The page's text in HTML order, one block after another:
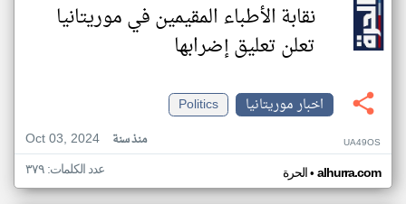
نقابة الأطباء المقيمين في موريتانيا
تعلن تعليق إضرابها
اخبار موريتانيا
Politics
Oct 03, 2024
منذ سنة UA49OS
الحرة• alhurra.com عدد الكلمات: ٣٧٩